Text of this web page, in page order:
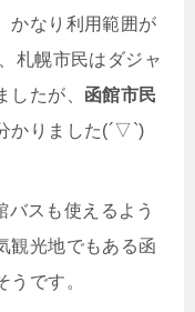
かなり利用範囲が
札幌市民はダジャ
したが、 函館市民
かりました(´▽`)
スも使えるよう
観光地でもある函
です。